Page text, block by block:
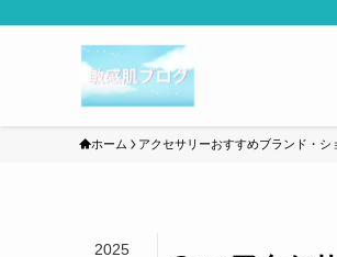
ホーム アクセサリーおすすめブランド・シ
2025